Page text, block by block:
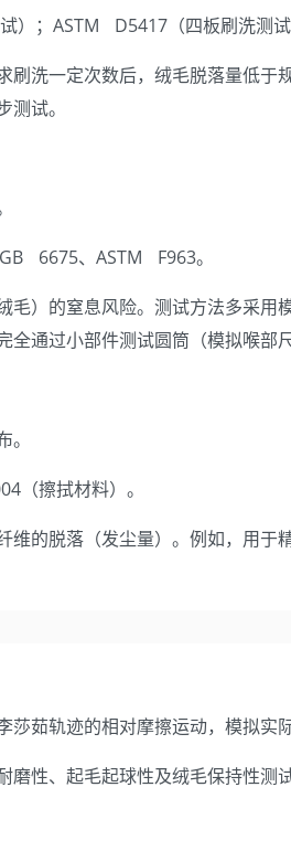
）；ASTM D5417（四板刷洗测
刷洗一定次数后，绒毛脱落量低
试。
6675、ASTM F963。
毛）的窒息风险。测试方法多采
通过小部件测试圆筒（模拟喉部
（擦拭材料）。
维的脱落（发尘量）。例如，用
茹轨迹的相对摩擦运动，模拟实
磨性、起毛起球性及绒毛保持性测